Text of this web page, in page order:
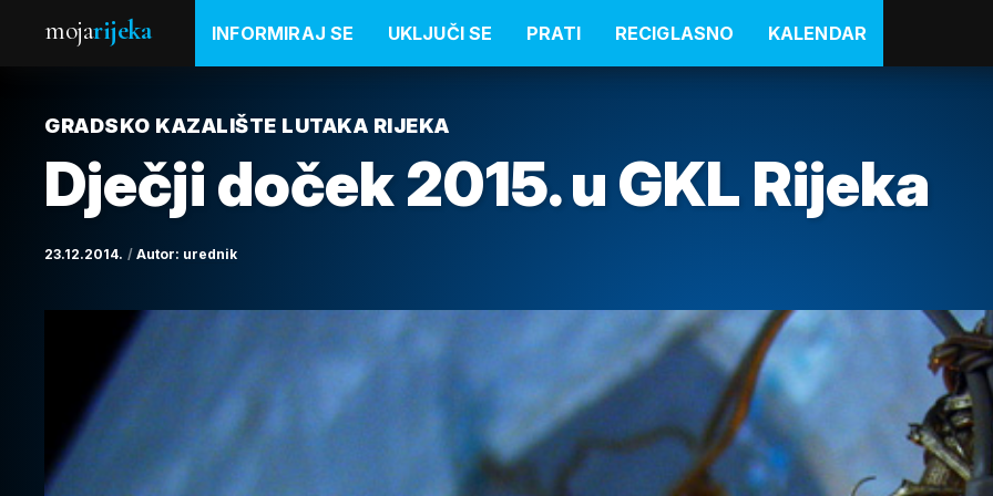
mojarijeka INFORMIRAJ SE UKLJUČI SE PRATI RECIGLASNO KALENDAR
GRADSKO KAZALIŠTE LUTAKA RIJEKA
Dječji doček 2015. u GKL Rijeka
23.12.2014. Autor: urednik